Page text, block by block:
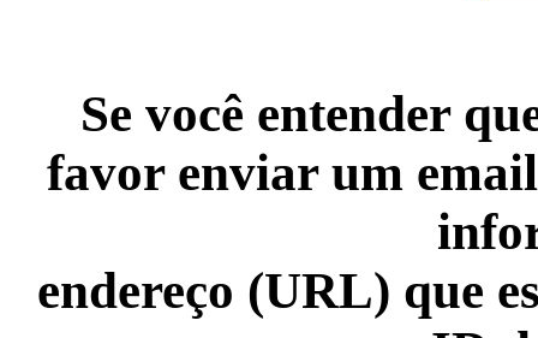
Se você entender
favor enviar um
endereço (URL) que